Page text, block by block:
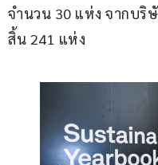
จำนวน 30 แห่ง จากบ
สิ้น 241 แห่ง